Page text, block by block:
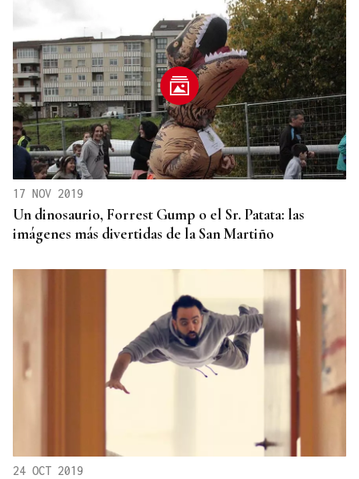
17 NOV 2019
Un dinosaurio, Forrest Gump o el Sr. Patata: las
imágenes más divertidas de la San Martiño
24 OCT 2019